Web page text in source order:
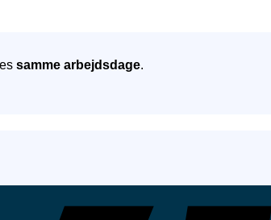
samme arbejdsdage.